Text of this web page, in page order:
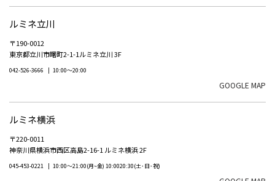
ルミネ立川
〒190-0012
東京都立川市曙町2-1-1ルミネ立川 3F
042-526-3666 10:00～20:00
GOOGLE MAP
ルミネ横浜
〒220-0011
神奈川県横浜市西区高島2-16-1 ルミネ横浜 2F
045-453-0221 10:00～21:00(月~金) 10:0020:30(土･日･祝)